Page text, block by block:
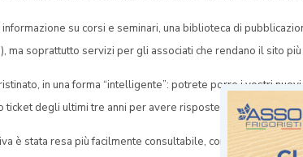
su corsi e seminari, una biblioteca di
ma soprattutto servizi per gli associati che rendano il sito
in una forma “intelligente”: potrete porre i vostri
ticket degli ultimi tre anni per avere risposte immediate sui
è stata resa più facilmente consultabile, con una